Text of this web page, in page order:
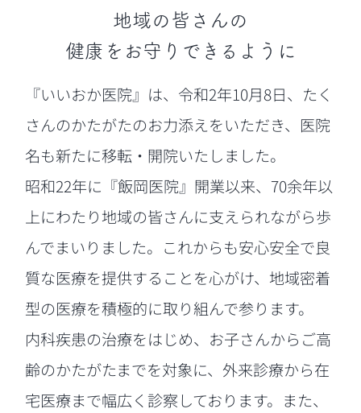
地域の皆さんの
健康をお守りできるように
『いいおか医院』は、令和2年10月8日、たく
さんのかたがたのお力添えをいただき、医院
名も新たに移転・開院いたしました。
昭和22年に『飯岡医院』開業以来、70余年以
上にわたり地域の皆さんに支えられながら歩
んでまいりました。これからも安心安全で良
質な医療を提供することを心がけ、地域密着
型の医療を積極的に取り組んで参ります。
内科疾患の治療をはじめ、お子さんからご高
齢のかたがたまでを対象に、外来診療から在
宅医療まで幅広く診察しております。また、